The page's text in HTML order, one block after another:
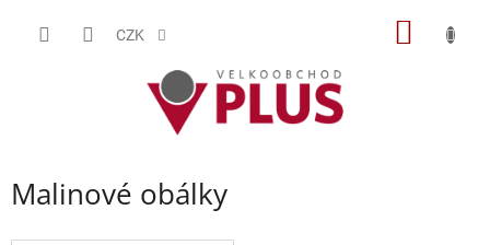
CZK
Malinové obálky